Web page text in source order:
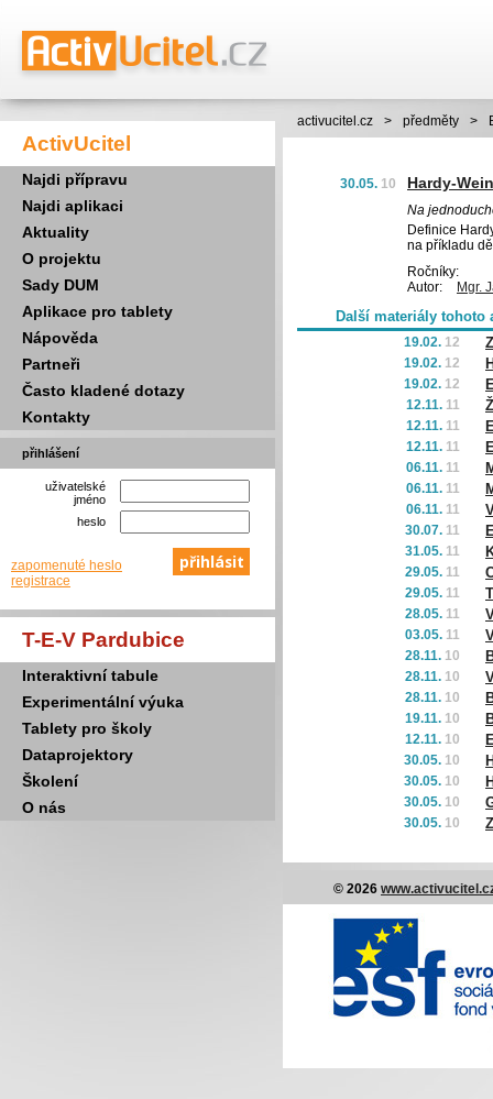
ActivUcitel
Najdi přípravu
Najdi aplikaci
Aktuality
O projektu
Sady DUM
Aplikace pro tablety
Nápověda
Partneři
Často kladené dotazy
Kontakty
přihlášení
uživatelské
jméno
heslo
zapomenuté heslo
registrace
T-E-V Pardubice
Interaktivní tabule
Experimentální výuka
Tablety pro školy
Dataprojektory
Školení
O nás
activucitel.cz > předměty >
30.05. 10 Hardy-
Na
Definice
na příkladu
Ročníky:
Autor:
Mgr.
Další materiály tohoto
19.02. 12
19.02. 12
19.02. 12
12.11. 11
12.11. 11
12.11. 11
06.11. 11
06.11. 11
06.11. 11
30.07. 11
31.05. 11
29.05. 11
29.05. 11
28.05. 11
03.05. 11
28.11. 10
28.11. 10
28.11. 10
19.11. 10
12.11. 10
30.05. 10
30.05. 10
30.05. 10
30.05. 10
© 2026